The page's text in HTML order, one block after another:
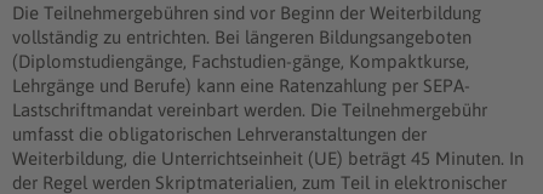
Die Teilnehmergebühren sind vor Beginn der Weiterbildung
vollständig zu entrichten. Bei längeren Bildungsangeboten
(Diplomstudiengänge, Fachstudien-gänge, Kompaktkurse,
Lehrgänge und Berufe) kann eine Ratenzahlung per SEPA-
Lastschriftmandat vereinbart werden. Die Teilnehmergebühr
umfasst die obligatorischen Lehrveranstaltungen der
Weiterbildung, die Unterrichtseinheit (UE) beträgt 45 Minuten. In
der Regel werden Skriptmaterialien, zum Teil in elektronischer